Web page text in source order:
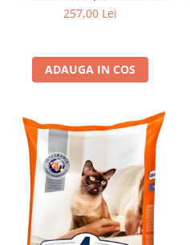
14kg
257,00 Lei
ADAUGA IN COS